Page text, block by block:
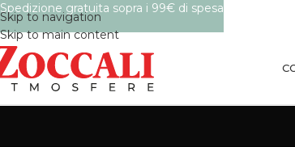
Skip to navigation
Skip to main content
Spedizione gratuita sopra i 99€ di spesa